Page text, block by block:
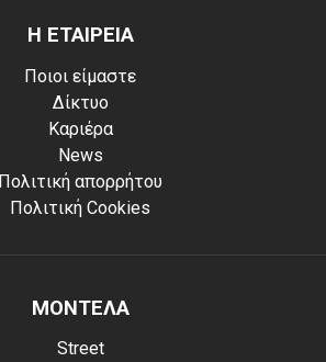
Η ΕΤΑΙΡΕΙΑ
Ποιοι είμαστε
Δίκτυο
Καριέρα
News
Πολιτική απορρήτου
Πολιτική Cookies
ΜΟΝΤΕΛΑ
Street